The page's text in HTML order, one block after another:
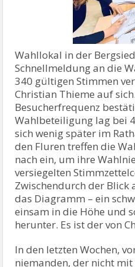
Wahllokal in der
Schnellmeldung an die
340 gültigen Stimmen
Christian Thieme auf
Besucherfrequenz
Wahlbeteiligung lag bei
sich wenig später im
den Fluren treffen die
nach ein, um ihre
versiegelten
Zwischendurch der Blick
das Diagramm – ein
einsam in die Höhe und
herunter. Es ist der von
In den letzten Wochen,
niemanden, der nicht mit